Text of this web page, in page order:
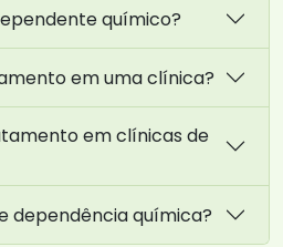
químico?
em uma clínica?
em clínicas de
dependência química?